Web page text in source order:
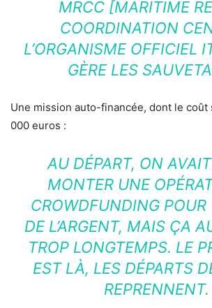
MRCC [MARITIME
COORDINATION
L’ORGANISME OFFICIEL
GÈRE LES
Une mission auto-financée, dont le coût
000 euros :
AU DÉPART, ON
MONTER UNE
CROWDFUNDING POUR
DE L’ARGENT, MAIS ÇA
TROP LONGTEMPS. LE
EST LÀ, LES DÉPARTS
REPRENNENT.